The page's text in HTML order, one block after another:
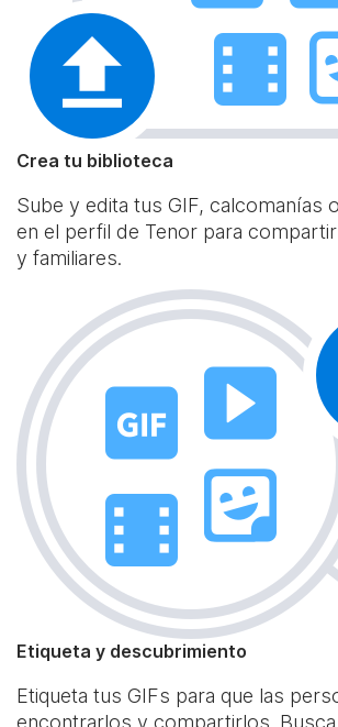
Crea tu biblioteca
Sube y edita tus GIF, calcomanías
en el perfil de Tenor para
y familiares.
Etiqueta y descubrimiento
Etiqueta tus GIFs para que las
encontrarlos y compartirlos.